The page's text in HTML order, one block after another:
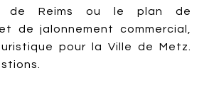
de Reims ou le plan de
de jalonnement commercial,
pour la Ville de Metz.